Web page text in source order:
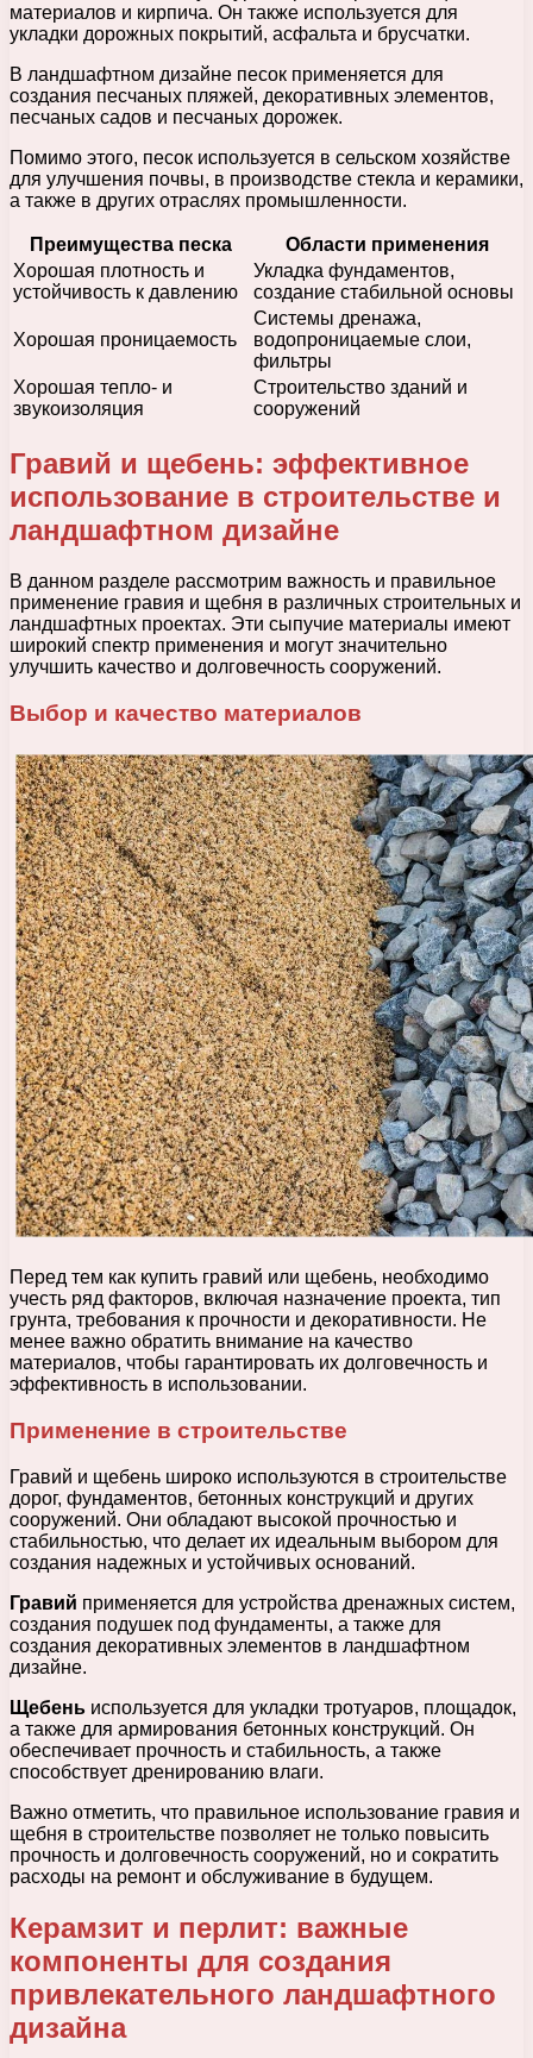
материалов и кирпича. Он также используется для
укладки дорожных покрытий, асфальта и брусчатки.
В ландшафтном дизайне песок применяется для
создания песчаных пляжей, декоративных элементов,
песчаных садов и песчаных дорожек.
Помимо этого, песок используется в сельском хозяйстве
для улучшения почвы, в производстве стекла и керамики,
а также в других отраслях промышленности.
Преимущества песка
Области применения
Хорошая плотность и
устойчивость к давлению
Укладка фундаментов,
создание стабильной основы
Хорошая проницаемость
Системы дренажа,
водопроницаемые слои,
фильтры
Хорошая тепло- и
звукоизоляция
Строительство зданий и
сооружений
Гравий и щебень: эффективное
использование в строительстве и
ландшафтном дизайне
В данном разделе рассмотрим важность и правильное
применение гравия и щебня в различных строительных и
ландшафтных проектах. Эти сыпучие материалы имеют
широкий спектр применения и могут значительно
улучшить качество и долговечность сооружений.
Выбор и качество материалов
Перед тем как купить гравий или щебень, необходимо
учесть ряд факторов, включая назначение проекта, тип
грунта, требования к прочности и декоративности. Не
менее важно обратить внимание на качество
материалов, чтобы гарантировать их долговечность и
эффективность в использовании.
Применение в строительстве
Гравий и щебень широко используются в строительстве
дорог, фундаментов, бетонных конструкций и других
сооружений. Они обладают высокой прочностью и
стабильностью, что делает их идеальным выбором для
создания надежных и устойчивых оснований.
Гравий применяется для устройства дренажных систем,
создания подушек под фундаменты, а также для
создания декоративных элементов в ландшафтном
дизайне.
Щебень используется для укладки тротуаров, площадок,
а также для армирования бетонных конструкций. Он
обеспечивает прочность и стабильность, а также
способствует дренированию влаги.
Важно отметить, что правильное использование гравия и
щебня в строительстве позволяет не только повысить
прочность и долговечность сооружений, но и сократить
расходы на ремонт и обслуживание в будущем.
Керамзит и перлит: важные
компоненты для создания
привлекательного ландшафтного
дизайна